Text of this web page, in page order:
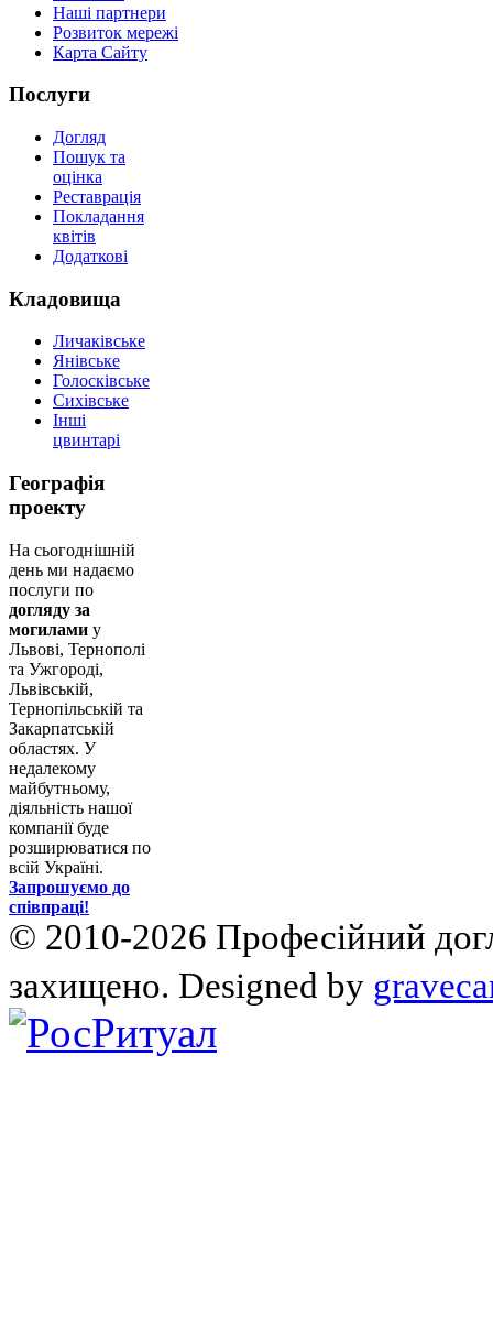
Наші партнери
Розвиток мережі
Карта Сайту
Послуги
Догляд
Пошук та
оцінка
Реставрація
Покладання
квітів
Додаткові
Кладовища
Личаківське
Янівське
Голосківське
Сихівське
Інші
цвинтарі
Географія
проекту
На сьогоднішній
день ми надаємо
послуги по
догляду за
могилами у
Львові, Тернополі
та Ужгороді,
Львівській,
Тернопільській та
Закарпатській
областях. У
недалекому
майбутньому,
діяльність нашої
компанії буде
розширюватися по
всій Україні.
Запрошуємо до
співпраці!
© 2010-2026 Професійний
захищено. Designed by